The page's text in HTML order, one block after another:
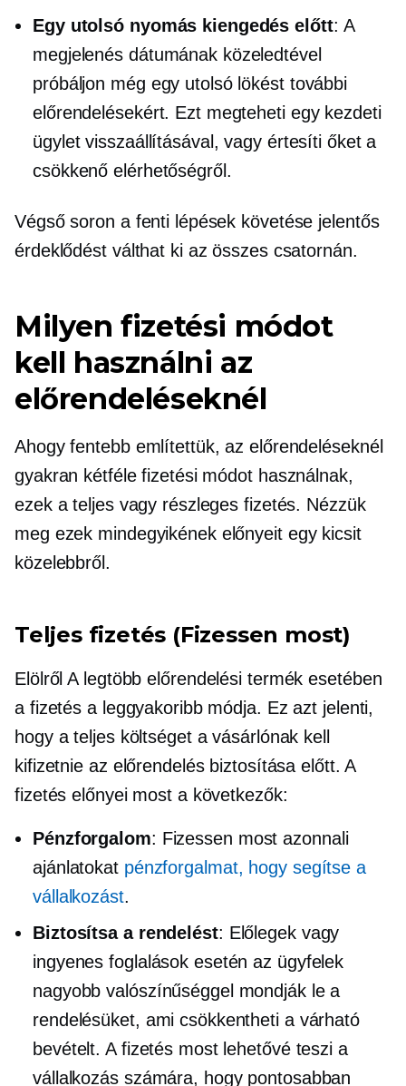
Egy utolsó nyomás kiengedés előtt: A
megjelenés dátumának közeledtével
próbáljon még egy utolsó lökést további
előrendelésekért. Ezt megteheti egy kezdeti
ügylet visszaállításával, vagy értesíti őket a
csökkenő elérhetőségről.
Végső soron a fenti lépések követése jelentős
érdeklődést válthat ki az összes csatornán.
Milyen fizetési módot
kell használni az
előrendeléseknél
Ahogy fentebb említettük, az előrendeléseknél
gyakran kétféle fizetési módot használnak,
ezek a teljes vagy részleges fizetés. Nézzük
meg ezek mindegyikének előnyeit egy kicsit
közelebbről.
Teljes fizetés (Fizessen most)
Elölről A legtöbb előrendelési termék esetében
a fizetés a leggyakoribb módja. Ez azt jelenti,
hogy a teljes költséget a vásárlónak kell
kifizetnie az előrendelés biztosítása előtt. A
fizetés előnyei most a következők:
Pénzforgalom: Fizessen most azonnali
ajánlatokat pénzforgalmat, hogy segítse a
vállalkozást.
Biztosítsa a rendelést: Előlegek vagy
ingyenes foglalások esetén az ügyfelek
nagyobb valószínűséggel mondják le a
rendelésüket, ami csökkentheti a várható
bevételt. A fizetés most lehetővé teszi a
vállalkozás számára, hogy pontosabban